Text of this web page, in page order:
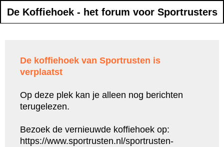
De Koffiehoek - het forum voor Sportrusters
De koffiehoek van Sportrusten is
verplaatst
Op deze plek kan je alleen nog berichten
terugelezen.
Bezoek de vernieuwde koffiehoek op:
https://www.sportrusten.nl/sportrusten-